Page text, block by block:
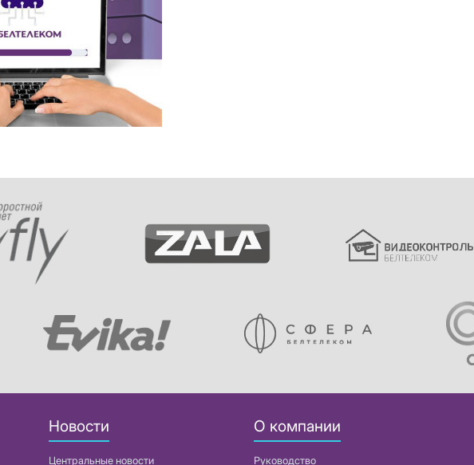
Новости
Центральные новости
О компании
Руководство